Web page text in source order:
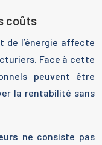
coûts
de l’énergie affecte
Face à cette
peuvent être
la rentabilité sans
ne consiste pas